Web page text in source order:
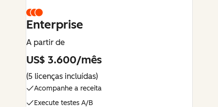
Enterprise
A partir de
US$ 3.600/mês
(5 licenças incluídas)
Acompanhe a receita
Execute testes A/B